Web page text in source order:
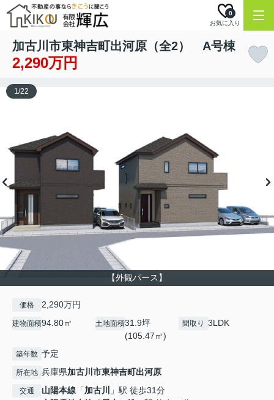
お気に入り
0
加古川市東神吉町出河原（全2） A号棟
2,290万円
【外観パース】
1/22
価格 2,290万円
建物面積94.80㎡ 土地面積31.9坪
(105.47㎡)
間取り 3LDK
築年数 予定
所在地 兵庫県加古川市東神吉町出河原
交通 山陽本線 「加古川
」駅 徒歩31分